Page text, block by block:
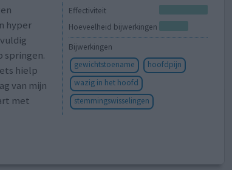
Effectiviteit
Hoeveelheid bijwerkingen
Bijwerkingen
gewichtstoename
hoofdpijn
wazig in het hoofd
stemmingswisselingen
hyper
springen.
hielp
van mijn
met